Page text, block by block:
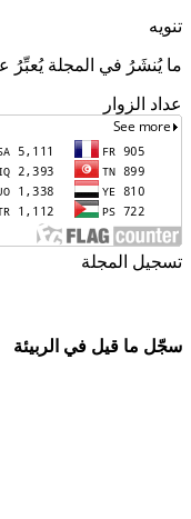
تنويه
ما يُنشَرُ في المجلة
عداد الزوار
تسجيل المجلة
سجّل ما قيل في الربيئة